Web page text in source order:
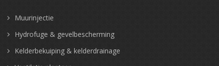
Muurinjectie
Hydrofuge & gevelbescherming
Kelderbekuiping & kelderdrainage